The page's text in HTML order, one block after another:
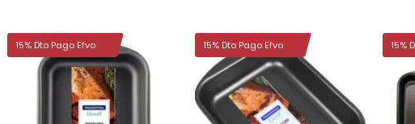
Añadir
15% Dto Pago Efvo
Añadir
a la
lista de
deseos
15% Dto Pago Efvo 15%